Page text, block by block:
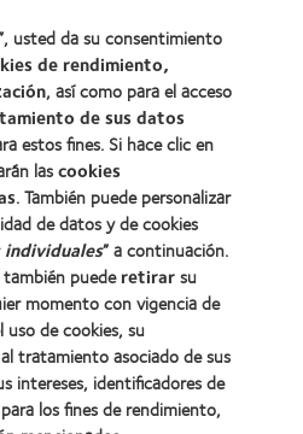
usted da su consentimiento
de rendimiento,
, así como para el acceso
de sus datos
estos fines. Si hace clic en
lascookies
. También puede personalizar
de datos y de cookies
” a continuación.
puederetirarsu
momento con vigencia de
de cookies, su
tratamiento asociado de sus
intereses, identificadores de
los fines de rendimiento,